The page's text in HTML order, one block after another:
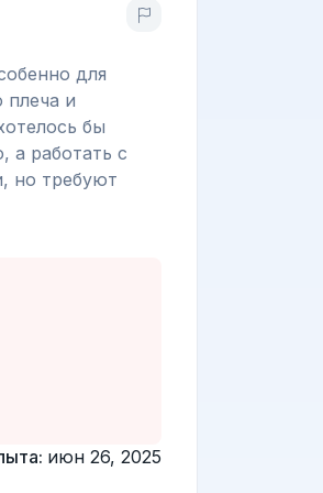
для
и
бы
а работать с
но требуют
июн 26, 2025